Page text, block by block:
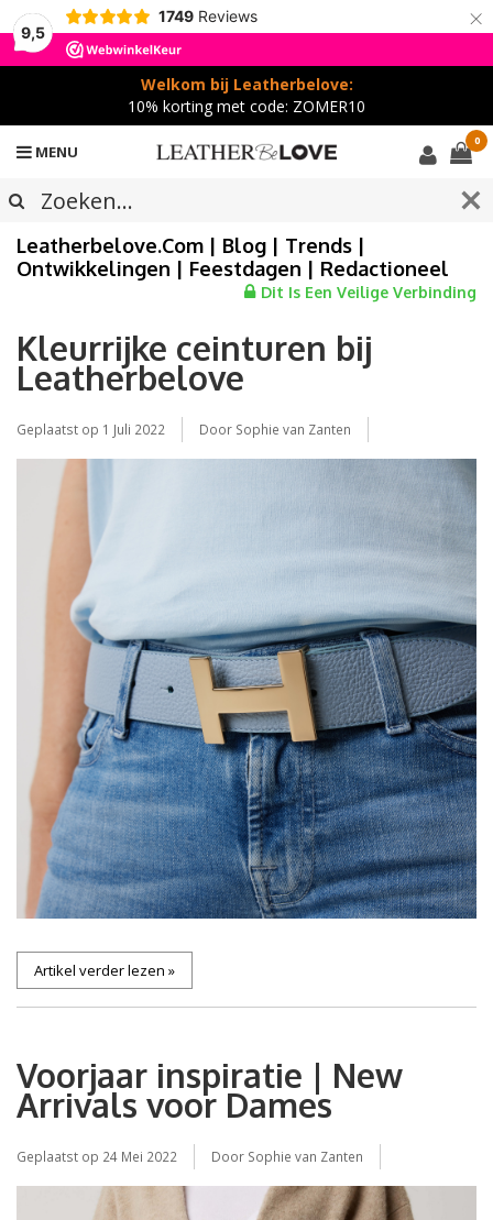
9,5
1749 Reviews ×
Welkom bij Leatherbelove:
10% korting met code: ZOMER10
MENU
0
Leatherbelove.com | Blog | Trends |
Ontwikkelingen | Feestdagen | Redactioneel
Dit Is Een Veilige Verbinding
Kleurrijke ceinturen bij
Leatherbelove
Geplaatst op 1 Juli 2022 Door Sophie van Zanten
Artikel verder lezen »
Voorjaar inspiratie | New
Arrivals voor Dames
Geplaatst op 24 Mei 2022 Door Sophie van Zanten